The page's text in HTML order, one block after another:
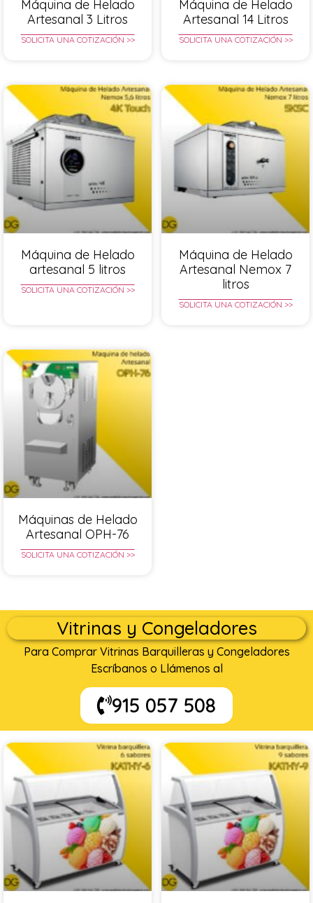
Máquina de Helado
Artesanal 3 Litros
SOLICITA UNA COTIZACIÓN >>
Máquina de Helado
Artesanal 14 Litros
SOLICITA UNA COTIZACIÓN >>
Máquina de Helado
artesanal 5 litros
SOLICITA UNA COTIZACIÓN >>
Máquina de Helado
Artesanal Nemox 7
litros
SOLICITA UNA COTIZACIÓN >>
Máquinas de Helado
Artesanal OPH-76
SOLICITA UNA COTIZACIÓN >>
Vitrinas y Congeladores
Para Comprar Vitrinas Barquilleras y Congeladores
Escríbanos o Llámenos al
915 057 508